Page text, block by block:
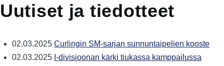
Uutiset ja tiedotteet
02.03.2025 Curlingin SM-sarjan sunnuntaipelien kooste
02.03.2025 I-divisioonan kärki tiukassa kamppailussa